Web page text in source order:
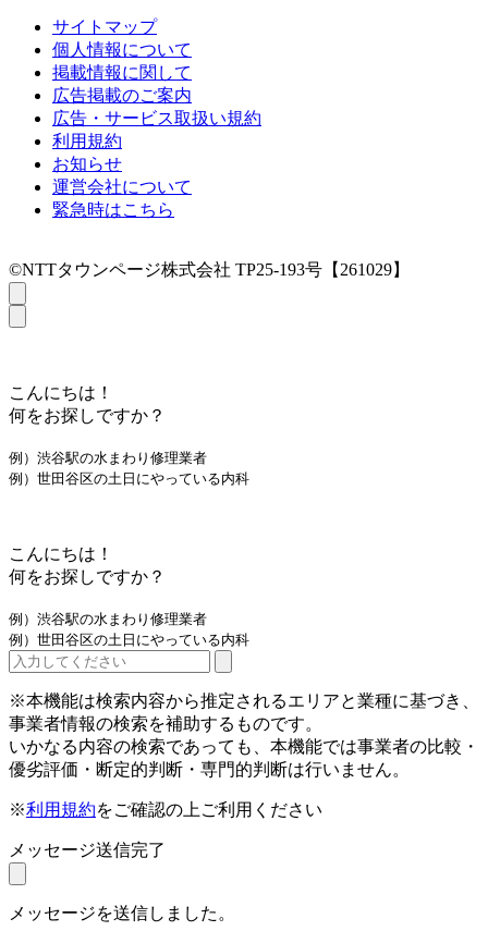
サイトマップ
個人情報について
掲載情報に関して
広告掲載のご案内
広告・サービス取扱い規約
利用規約
お知らせ
運営会社について
緊急時はこちら
©NTTタウンページ株式会社 TP25-193号【261029】
こんにちは！
何をお探しですか？
例）渋谷駅の水まわり修理業者
例）世田谷区の土日にやっている内科
こんにちは！
何をお探しですか？
例）渋谷駅の水まわり修理業者
例）世田谷区の土日にやっている内科
※本機能は検索内容から推定されるエリアと業種に基づき、
事業者情報の検索を補助するものです。
いかなる内容の検索であっても、本機能では事業者の比較・
優劣評価・断定的判断・専門的判断は行いません。
※利用規約をご確認の上ご利用ください
メッセージ送信完了
メッセージを送信しました。